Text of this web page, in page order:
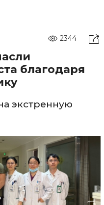
2344
благодаря
экстренную